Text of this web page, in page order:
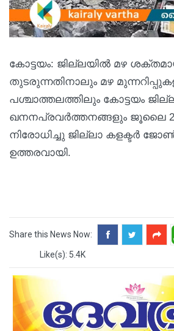
കോട്ടയം: ജില്ലയിൽ മഴ
തുടരുന്നതിനാലും മഴ
പശ്ചാത്തലത്തിലും കോട്ടയം
ഖനനപ്രവർത്തനങ്ങളും ജൂലൈ
നിരോധിച്ചു ജില്ലാ കളക്ടർ
ഉത്തരവായി.
Share this News Now:
Like(s): 5.4K